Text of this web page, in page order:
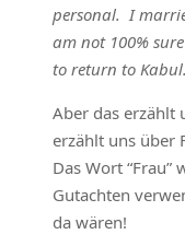
personal. I
am not 100%
to return to Kabul.
Aber das erzählt
erzählt uns über
Das Wort
Gutachten
da wären!